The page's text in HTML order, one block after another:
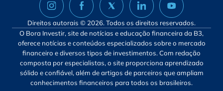
Direitos autorais © 2026. Todos os direitos reservados.
O Bora Investir, site de notícias e educação financeira da B3,
oferece notícias e conteúdos especializados sobre o mercado
financeiro e diversos tipos de investimentos. Com redação
composta por especialistas, o site proporciona aprendizado
sólido e confiável, além de artigos de parceiros que ampliam
conhecimentos financeiros para todos os brasileiros.